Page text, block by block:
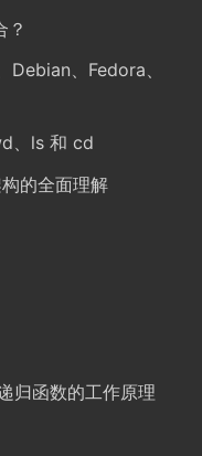
？
、Fedora、
、ls 和 cd
的全面理解
归函数的工作原理